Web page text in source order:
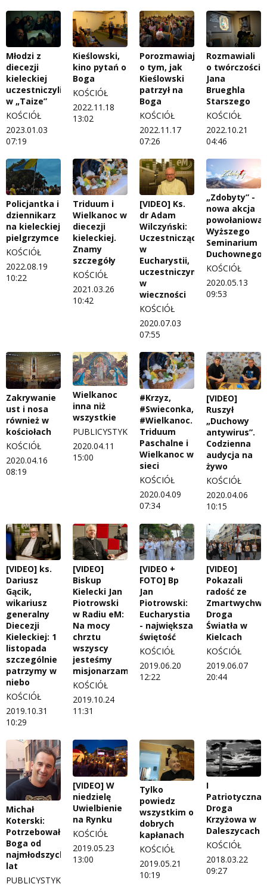
Młodzi z
diecezji
kieleckiej
uczestniczyli
w „Taize”
KOŚCIÓŁ
2023.01.03
07:19
Kieślowski,
kino pytań o
Boga
KOŚCIÓŁ
2022.11.18
13:02
Porozmawiają
o tym, jak
Kieślowski
patrzył na
Boga
KOŚCIÓŁ
2022.11.17
07:26
Rozmawiali
o twórczości
Jana
Brueghla
Starszego
KOŚCIÓŁ
2022.10.21
04:46
Policjantka i
dziennikarz
na kieleckiej
pielgrzymce
KOŚCIÓŁ
2022.08.19
10:22
Triduum i
Wielkanoc w
diecezji
kieleckiej.
Znamy
szczegóły
KOŚCIÓŁ
2021.03.26
10:42
[VIDEO] Ks.
dr Adam
Wilczyński:
Uczestnicząc
w
Eucharystii,
uczestniczymy
w
wieczności
KOŚCIÓŁ
2020.07.03
07:55
„Zdobyty” -
nowa akcja
powołaniowa
Wyższego
Seminarium
Duchownego
KOŚCIÓŁ
2020.05.13
09:53
Zakrywanie
ust i nosa
również w
kościołach
KOŚCIÓŁ
2020.04.16
08:19
Wielkanoc
inna niż
wszystkie
PUBLICYSTYKA
2020.04.11
15:00
#Krzyz,
#Swieconka,
#Wielkanoc.
Triduum
Paschalne i
Wielkanoc w
sieci
KOŚCIÓŁ
2020.04.09
07:34
[VIDEO]
Ruszył
„Duchowy
antywirus”.
Codzienna
audycja na
żywo
KOŚCIÓŁ
2020.04.06
10:15
[VIDEO] ks.
Dariusz
Gącik,
wikariusz
generalny
Diecezji
Kieleckiej: 1
listopada
szczególnie
patrzymy w
niebo
KOŚCIÓŁ
2019.10.31
10:29
[VIDEO]
Biskup
Kielecki Jan
Piotrowski
w Radiu eM:
Na mocy
chrztu
wszyscy
jesteśmy
misjonarzami
KOŚCIÓŁ
2019.10.24
11:31
[VIDEO +
FOTO] Bp
Jan
Piotrowski:
Eucharystia
- największa
świętość
KOŚCIÓŁ
2019.06.20
12:22
[VIDEO]
Pokazali
radość ze
Droga
Światła w
Kielcach
KOŚCIÓŁ
2019.06.07
20:44
Michał
Koterski:
Potrzebowałem
Boga od
najmłodszych
lat
PUBLICYSTYKA
[VIDEO] W
niedzielę
Uwielbienie
na Rynku
KOŚCIÓŁ
2019.05.23
13:00
Tylko
powiedz
wszystkim o
dobrych
kapłanach
KOŚCIÓŁ
2019.05.21
10:19
I
Patriotyczna
Droga
Krzyżowa w
Daleszycach
KOŚCIÓŁ
2018.03.22
09:27